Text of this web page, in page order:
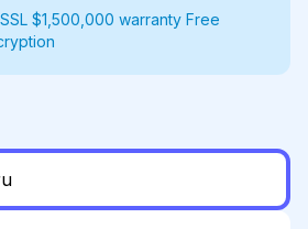
$1,500,000 warranty Free